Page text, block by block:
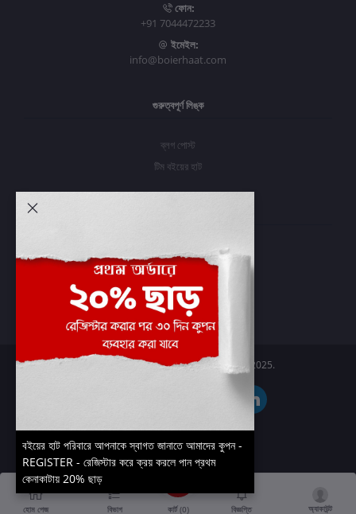
ফোন:
+91 7044472233
ইমেইল:
info@boierhaat.com
গুরুত্বপূর্ণ লিঙ্ক
ব্লগ পোস্ট
টিম বইয়ের হাট
প্রবেশ করুন
অর্ডার ইতিহাস
আমার ইচ্ছাগুলি
অর্ডার ট্র্যাকিং
Boier Haat™ | © All rights reserved 2025.
হোম পেজ বিভাগ কার্ট (0) বিজ্ঞপ্তি অ্যাকাউন্ট
বইয়ের হাট পরিবারে আপনাকে স্বাগত জানাতে আমাদের কুপন -
REGISTER - রেজিস্টার করে ক্রয় করলে পান প্রথম
কেনাকাটায় 20% ছাড়